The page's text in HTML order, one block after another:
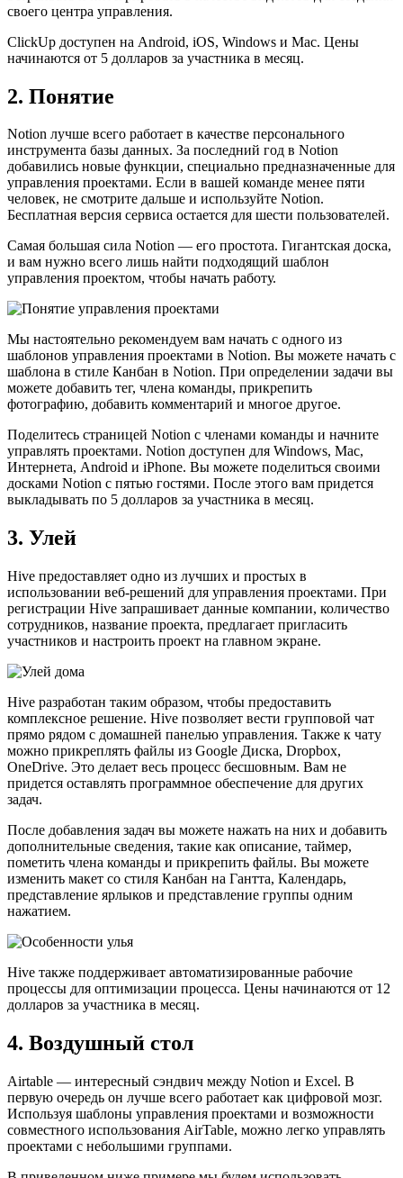
своего центра управления.
ClickUp доступен на Android, iOS, Windows и Mac. Цены
начинаются от 5 долларов за участника в месяц.
2. Понятие
Notion лучше всего работает в качестве персонального
инструмента базы данных. За последний год в Notion
добавились новые функции, специально предназначенные для
управления проектами. Если в вашей команде менее пяти
человек, не смотрите дальше и используйте Notion.
Бесплатная версия сервиса остается для шести пользователей.
Самая большая сила Notion — его простота. Гигантская доска,
и вам нужно всего лишь найти подходящий шаблон
управления проектом, чтобы начать работу.
Мы настоятельно рекомендуем вам начать с одного из
шаблонов управления проектами в Notion. Вы можете начать с
шаблона в стиле Канбан в Notion. При определении задачи вы
можете добавить тег, члена команды, прикрепить
фотографию, добавить комментарий и многое другое.
Поделитесь страницей Notion с членами команды и начните
управлять проектами. Notion доступен для Windows, Mac,
Интернета, Android и iPhone. Вы можете поделиться своими
досками Notion с пятью гостями. После этого вам придется
выкладывать по 5 долларов за участника в месяц.
3. Улей
Hive предоставляет одно из лучших и простых в
использовании веб-решений для управления проектами. При
регистрации Hive запрашивает данные компании, количество
сотрудников, название проекта, предлагает пригласить
участников и настроить проект на главном экране.
Hive разработан таким образом, чтобы предоставить
комплексное решение. Hive позволяет вести групповой чат
прямо рядом с домашней панелью управления. Также к чату
можно прикреплять файлы из Google Диска, Dropbox,
OneDrive. Это делает весь процесс бесшовным. Вам не
придется оставлять программное обеспечение для других
задач.
После добавления задач вы можете нажать на них и добавить
дополнительные сведения, такие как описание, таймер,
пометить члена команды и прикрепить файлы. Вы можете
изменить макет со стиля Канбан на Гантта, Календарь,
представление ярлыков и представление группы одним
нажатием.
Hive также поддерживает автоматизированные рабочие
процессы для оптимизации процесса. Цены начинаются от 12
долларов за участника в месяц.
4. Воздушный стол
Airtable — интересный сэндвич между Notion и Excel. В
первую очередь он лучше всего работает как цифровой мозг.
Используя шаблоны управления проектами и возможности
совместного использования AirTable, можно легко управлять
проектами с небольшими группами.